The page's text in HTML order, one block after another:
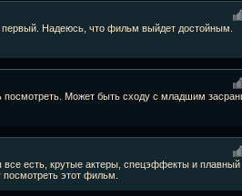
Надеюсь, что фильм выйдет достойным.
Может быть сходу с младшим
есть, крутые актеры, спецэффекты и плавный
этот фильм.